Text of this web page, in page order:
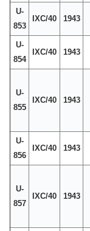
U-
853
IXC/40 1943
U-
854
IXC/40 1943
U-
855
IXC/40 1943
U-
856
IXC/40 1943
U-
857
IXC/40 1943